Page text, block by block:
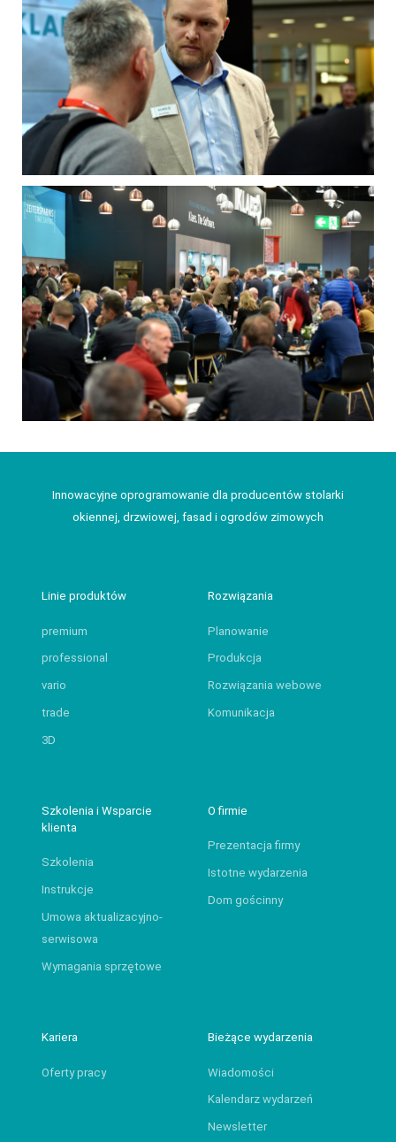
Innowacyjne oprogramowanie dla producentów stolarki
okiennej, drzwiowej, fasad i ogrodów zimowych
Linie produktów
premium
professional
vario
trade
3D
Rozwiązania
Planowanie
Produkcja
Rozwiązania webowe
Komunikacja
Szkolenia i Wsparcie
klienta
Szkolenia
Instrukcje
Umowa aktualizacyjno-
serwisowa
Wymagania sprzętowe
O firmie
Prezentacja firmy
Istotne wydarzenia
Dom gościnny
Kariera
Oferty pracy
Bieżące wydarzenia
Wiadomości
Kalendarz wydarzeń
Newsletter